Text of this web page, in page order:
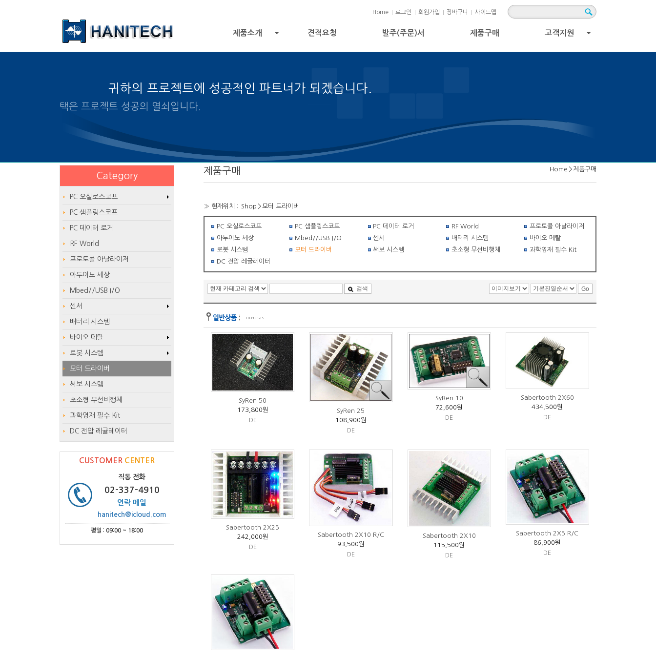
Home 로그인 회원가입 장바구니 사이트맵
제품소개 견적요청 발주(주문)서 제품구매 고객지원
귀하의 프로젝트에 성공적인 파트너가 되겠습니다.
알맞은 제품의 선택은 프로젝트 성공의 열쇠입니다.
Home > 제품구매
제품구매
» 현재위치 : Shop >모터 드라이버
PC 오실로스코프 PC 샘플링스코프 PC 데이터 로거 RF World
프로토콜 아날라이저
아두이노 세상
Mbed//USB I/O 센서 배터리 시스템
바이오 메탈
로봇 시스템
모터 드라이버 써보 시스템 초소형 무선비행체
과학영재 필수 Kit
DC 전압 레귤레이터
검색
SyRen 50
173,800원
DE
SyRen 25
108,900원
DE
SyRen 10
72,600원
DE
Sabertooth 2X60
434,500원
DE
Sabertooth 2X25
242,000원
DE
Sabertooth 2X10 R/C
93,500원
DE
Sabertooth 2X10
115,500원
DE
Sabertooth 2X5 R/C
86,900원
DE
Category
PC 오실로스코프
PC 샘플링스코프
PC 데이터 로거
RF World
프로토콜 아날라이저
아두이노 세상
Mbed//USB I/O
센서
배터리 시스템
바이오 메탈
로봇 시스템
모터 드라이버
써보 시스템
초소형 무선비행체
과학영재 필수 Kit
DC 전압 레귤레이터
CUSTOMER CENTER
직통 전화
02-337-4910
연락 메일
hanitech@icloud.com
평일 : 09:00 ~ 18:00